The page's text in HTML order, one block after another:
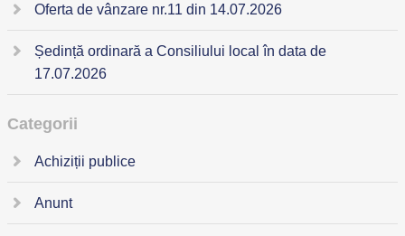
Oferta de vânzare nr.11 din 14.07.2026
Ședință ordinară a Consiliului local în data de
17.07.2026
Categorii
Achiziții publice
Anunt